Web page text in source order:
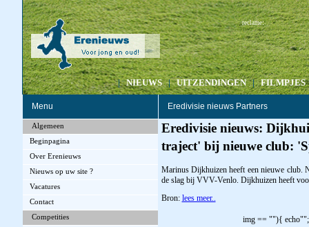
reclame:
| NIEUWS | UITZENDINGEN | FILMPJES
Menu
Algemeen
Beginpagina
Over Erenieuws
Nieuws op uw site ?
Vacatures
Contact
Competities
Eredivisie nieuws Partners
Eredivisie nieuws:
traject' bij nieuwe club:
Marinus Dijkhuizen heeft een nieuwe club.
de slag bij VVV-Venlo. Dijkhuizen heeft
Bron: lees meer..
img == ""){